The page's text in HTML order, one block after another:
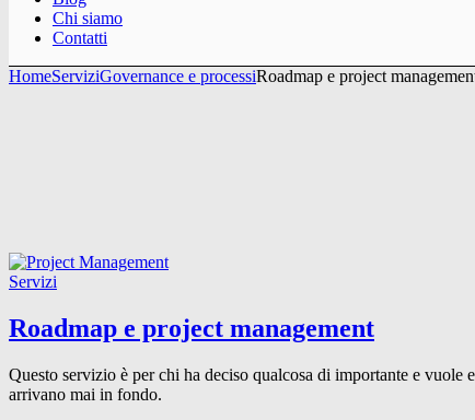
Chi siamo
Contatti
HomeServiziGovernance e processiRoadmap e project
Servizi
Roadmap e project management
Questo servizio è per chi ha deciso qualcosa di importante e
arrivano mai in fondo.